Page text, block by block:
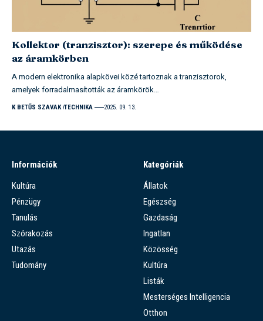
Kollektor (tranzisztor): szerepe és működése
az áramkörben
A modern elektronika alapkövei közé tartoznak a tranzisztorok,
amelyek forradalmasították az áramkörök…
K BETŰS SZAVAK TECHNIKA 2025. 09. 13.
Információk
Kultúra
Pénzügy
Tanulás
Szórakozás
Utazás
Tudomány
Kategóriák
Állatok
Egészség
Gazdaság
Ingatlan
Közösség
Kultúra
Listák
Mesterséges Intelligencia
Otthon